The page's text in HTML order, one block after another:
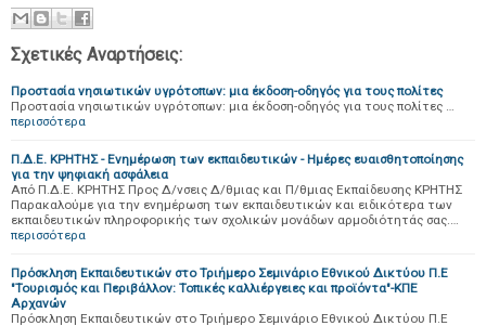
Σχετικές Αναρτήσεις:
Προστασία νησιωτικών υγρότοπων: μια έκδοση-οδηγός για τους πολίτες
Προστασία νησιωτικών υγρότοπων: μια έκδοση-οδηγός για τους πολίτες …
περισσότερα
Π.Δ.Ε. ΚΡΗΤΗΣ - Ενημέρωση των εκπαιδευτικών - Ημέρες ευαισθητοποίησης
για την ψηφιακή ασφάλεια
Από Π.Δ.Ε. ΚΡΗΤΗΣ Προς Δ/νσεις Δ/θμιας και Π/θμιας Εκπαίδευσης ΚΡΗΤΗΣ
Παρακαλούμε για την ενημέρωση των εκπαιδευτικών και ειδικότερα των
εκπαιδευτικών πληροφορικής των σχολικών μονάδων αρμοδιότητάς σας.…
περισσότερα
Πρόσκληση Εκπαιδευτικών στο Τριήμερο Σεμινάριο Εθνικού Δικτύου Π.Ε
"Τουρισμός και Περιβάλλον: Τοπικές καλλιέργειες και προϊόντα"-ΚΠΕ
Αρχανών
Πρόσκληση Εκπαιδευτικών στο Τριήμερο Σεμινάριο Εθνικού Δικτύου Π.Ε